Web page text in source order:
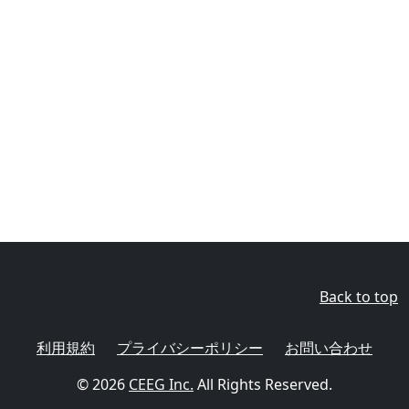
Back to top
利用規約 プライバシーポリシー
お問い合わせ
© 2026 CEEG Inc. All Rights Reserved.